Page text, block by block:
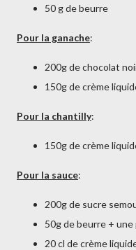
50 g de beurre
Pour la ganache:
200g de chocolat
150g de crème
Pour la chantilly:
150g de crème
Pour la sauce:
200g de sucre
50g de beurre +
20 cl de crème